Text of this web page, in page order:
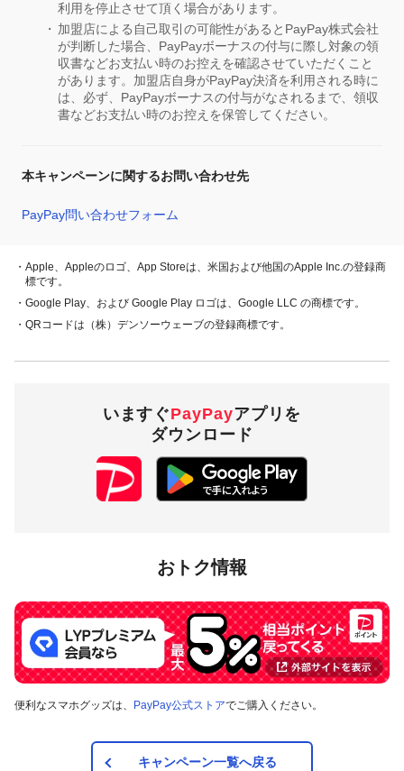
利用を停止させて頂く場合があります。
加盟店による自己取引の可能性があるとPayPay株式会社
が判断した場合、PayPayボーナスの付与に際し対象の領
収書などお支払い時のお控えを確認させていただくこと
があります。加盟店自身がPayPay決済を利用される時に
は、必ず、PayPayボーナスの付与がなされるまで、領収
書などお支払い時のお控えを保管してください。
本キャンペーンに関するお問い合わせ先
PayPay問い合わせフォーム
・Apple、Appleのロゴ、App Storeは、米国および他国のApple Inc.の登録商
標です。
・Google Play、および Google Play ロゴは、Google LLC の商標です。
・QRコードは（株）デンソーウェーブの登録商標です。
いますぐPayPayアプリを
ダウンロード
おトク情報
便利なスマホグッズは、 PayPay公式ストアでご購入ください。
キャンペーン一覧へ戻る